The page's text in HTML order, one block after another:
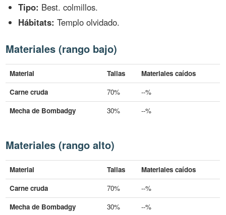
Tipo: Best. colmillos.
Hábitats: Templo olvidado.
Materiales (rango bajo)
Material Tallas
Materiales caídos
Carne cruda
70%
--%
Mecha de Bombadgy
30% --%
Materiales (rango alto)
Material Tallas
Materiales caídos
Carne cruda
70%
--%
Mecha de Bombadgy
30% --%